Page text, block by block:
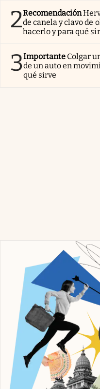
2Recomendación
de canela y clavo de
hacerlo y para qué
3Importante Colgar
de un auto en
qué sirve